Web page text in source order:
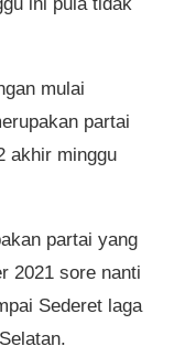
mulai
partai
akhir minggu
partai yang
2021 sore nanti
Sederet laga